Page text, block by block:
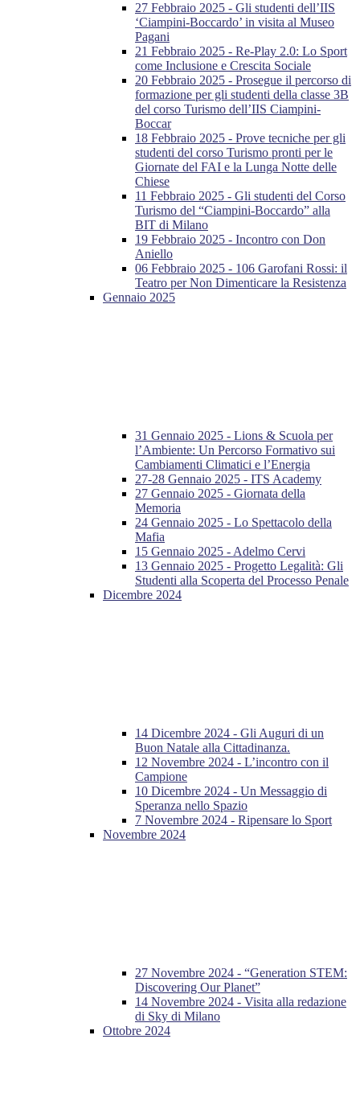
27 Febbraio 2025 - Gli studenti dell’IIS
‘Ciampini-Boccardo’ in visita al Museo
Pagani
21 Febbraio 2025 - Re-Play 2.0: Lo Sport
come Inclusione e Crescita Sociale
20 Febbraio 2025 - Prosegue il percorso di
formazione per gli studenti della classe 3B
del corso Turismo dell’IIS Ciampini-
Boccar
18 Febbraio 2025 - Prove tecniche per gli
studenti del corso Turismo pronti per le
Giornate del FAI e la Lunga Notte delle
Chiese
11 Febbraio 2025 - Gli studenti del Corso
Turismo del “Ciampini-Boccardo” alla
BIT di Milano
19 Febbraio 2025 - Incontro con Don
Aniello
06 Febbraio 2025 - 106 Garofani Rossi: il
Teatro per Non Dimenticare la Resistenza
Gennaio 2025
31 Gennaio 2025 - Lions & Scuola per
l’Ambiente: Un Percorso Formativo sui
Cambiamenti Climatici e l’Energia
27-28 Gennaio 2025 - ITS Academy
27 Gennaio 2025 - Giornata della
Memoria
24 Gennaio 2025 - Lo Spettacolo della
Mafia
15 Gennaio 2025 - Adelmo Cervi
13 Gennaio 2025 - Progetto Legalità: Gli
Studenti alla Scoperta del Processo Penale
Dicembre 2024
14 Dicembre 2024 - Gli Auguri di un
Buon Natale alla Cittadinanza.
12 Novembre 2024 - L’incontro con il
Campione
10 Dicembre 2024 - Un Messaggio di
Speranza nello Spazio
7 Novembre 2024 - Ripensare lo Sport
Novembre 2024
27 Novembre 2024 - “Generation STEM:
Discovering Our Planet”
14 Novembre 2024 - Visita alla redazione
di Sky di Milano
Ottobre 2024